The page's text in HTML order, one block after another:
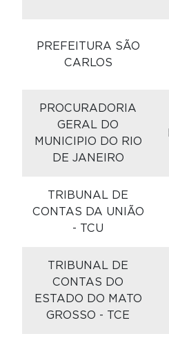
PREFEITURA SÃO
CARLOS
PROCURADORIA
GERAL DO
MUNICIPIO DO RIO
DE JANEIRO
TRIBUNAL DE
CONTAS DA UNIÃO
- TCU
TRIBUNAL DE
CONTAS DO
ESTADO DO MATO
GROSSO - TCE